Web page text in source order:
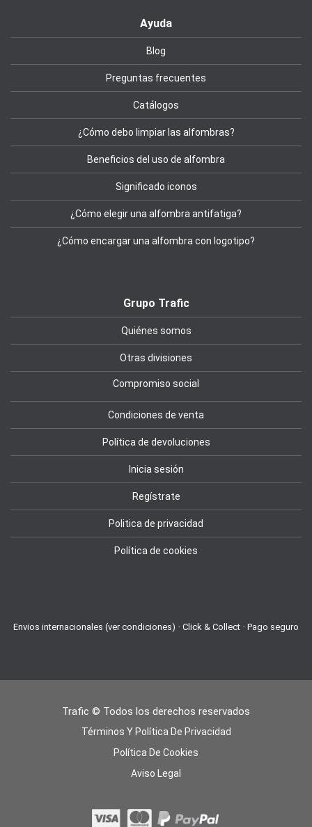
Ayuda
Blog
Preguntas frecuentes
Catálogos
¿Cómo debo limpiar las alfombras?
Beneficios del uso de alfombra
Significado iconos
¿Cómo elegir una alfombra antifatiga?
¿Cómo encargar una alfombra con logotipo?
Grupo Trafic
Quiénes somos
Otras divisiones
Compromiso social
Condiciones de venta
Política de devoluciones
Inicia sesión
Regístrate
Politica de privacidad
Política de cookies
Envios internacionales (ver condiciones) · Click & Collect · Pago seguro
Trafic © Todos los derechos reservados
Términos Y Política De Privacidad
Política De Cookies
Aviso Legal